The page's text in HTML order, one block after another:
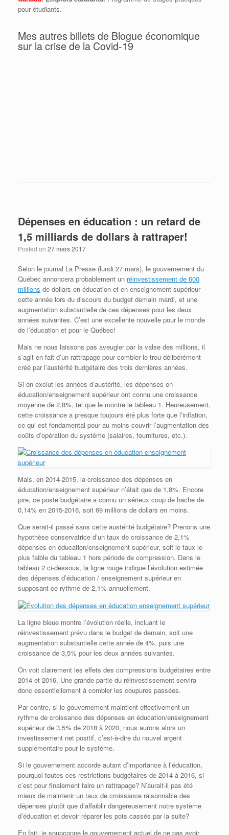
pour étudiants.
Mes autres billets de Blogue économique
sur la crise de la Covid-19
Dépenses en éducation : un retard de
1,5 milliards de dollars à rattraper!
Posted on 27 mars 2017
Selon le journal La Presse (lundi 27 mars), le gouvernement du
Québec annoncera probablement un réinvestissement de 600
millions de dollars en éducation et en enseignement supérieur
cette année lors du discours du budget demain mardi, et une
augmentation substantielle de ces dépenses pour les deux
années suivantes. C’est une excellente nouvelle pour le monde
de l’éducation et pour le Québec!
Mais ne nous laissons pas aveugler par la valse des millions, il
s’agit en fait d’un rattrapage pour combler le trou délibérément
créé par l’austérité budgétaire des trois dernières années.
Si on exclut les années d’austérité, les dépenses en
éducation/enseignement supérieur ont connu une croissance
moyenne de 2,8%, tel que le montre le tableau 1. Heureusement,
cette croissance a presque toujours été plus forte que l’inflation,
ce qui est fondamental pour au moins couvrir l’augmentation des
coûts d’opération du système (salaires, fournitures, etc.).
Mais, en 2014-2015, la croissance des dépenses en
éducation/enseignement supérieur n’était que de 1,8%. Encore
pire, ce poste budgétaire a connu un sérieux coup de hache de
0,14% en 2015-2016, soit 69 millions de dollars en moins.
Que serait-il passé sans cette austérité budgétaire? Prenons une
hypothèse conservatrice d’un taux de croissance de 2,1%
dépenses en éducation/enseignement supérieur, soit le taux le
plus faible du tableau 1 hors période de compression. Dans le
tableau 2 ci-dessous, la ligne rouge indique l’évolution estimée
des dépenses d’éducation / enseignement supérieur en
supposant ce rythme de 2,1% annuellement.
La ligne bleue montre l’évolution réelle, incluant le
réinvestissement prévu dans le budget de demain, soit une
augmentation substantielle cette année de 4%, puis une
croissance de 3,5% pour les deux années suivantes.
On voit clairement les effets des compressions budgétaires entre
2014 et 2016. Une grande partie du réinvestissement servira
donc essentiellement à combler les coupures passées.
Par contre, si le gouvernement maintient effectivement un
rythme de croissance des dépenses en éducation/enseignement
supérieur de 3,5% de 2018 à 2020, nous aurons alors un
investissement net positif, c’est-à-dire du nouvel argent
supplémentaire pour le système.
Si le gouvernement accorde autant d’importance à l’éducation,
pourquoi toutes ces restrictions budgétaires de 2014 à 2016, si
c’est pour finalement faire un rattrapage? N’aurait-il pas été
mieux de maintenir un taux de croissance raisonnable des
dépenses plutôt que d’affaiblir dangereusement notre système
d’éducation et devoir réparer les pots cassés par la suite?
En fait, je soupçonne le gouvernement actuel de ne pas avoir